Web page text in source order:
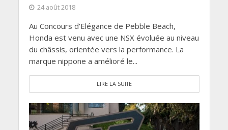
24 août 2018
Au Concours d’Elégance de Pebble Beach,
Honda est venu avec une NSX évoluée au niveau
du châssis, orientée vers la performance. La
marque nippone a amélioré le...
LIRE LA SUITE